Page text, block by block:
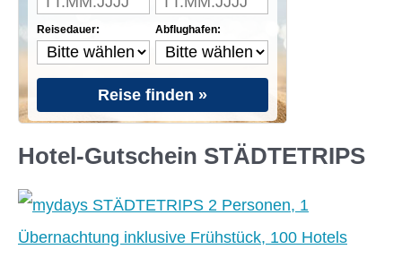
Reisedauer: Abflughafen:
Reise finden »
Hotel-Gutschein STÄDTETRIPS